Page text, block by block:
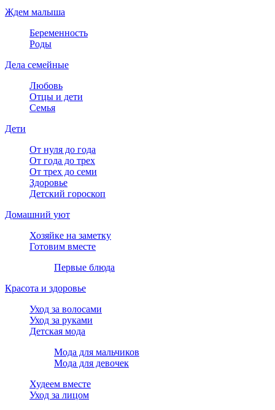
Ждем малыша
Беременность
Роды
Дела семейные
Любовь
Отцы и дети
Семья
Дети
От нуля до года
От года до трех
От трех до семи
Здоровье
Детский гороскоп
Домашний уют
Хозяйке на заметку
Готовим вместе
Первые блюда
Красота и здоровье
Уход за волосами
Уход за руками
Детская мода
Мода для мальчиков
Мода для девочек
Худеем вместе
Уход за лицом